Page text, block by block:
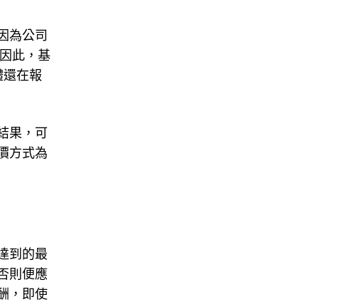
為公司
此，基
在報
果，可
方式為
到的最
則便應
，即使